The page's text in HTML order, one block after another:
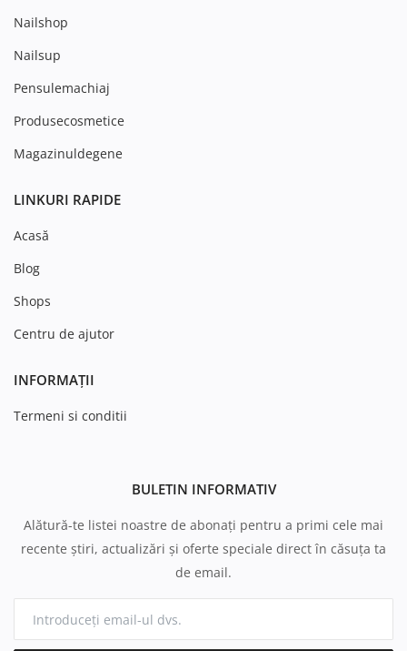
Nailshop
Nailsup
Pensulemachiaj
Produsecosmetice
Magazinuldegene
LINKURI RAPIDE
Acasă
Blog
Shops
Centru de ajutor
INFORMAȚII
Termeni si conditii
BULETIN INFORMATIV
Alătură-te listei noastre de abonați pentru a primi cele mai
recente știri, actualizări și oferte speciale direct în căsuța ta
de email.